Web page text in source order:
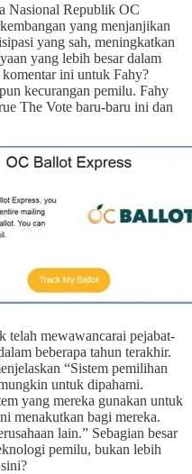
Nasional Republik OC
yang menjanjikan
yang sah, meningkatkan
yang lebih besar dalam
ini untuk Fahy?
kecurangan pemilu. Fahy
The Vote baru-baru ini dan
mewawancarai pejabat-
beberapa tahun terakhir.
“Sistem pemilihan
untuk dipahami.
yang mereka gunakan untuk
menakutkan bagi mereka.
lain.” Sebagian besar
pemilu, bukan lebih